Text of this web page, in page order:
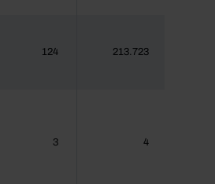
124 213.723
3 4